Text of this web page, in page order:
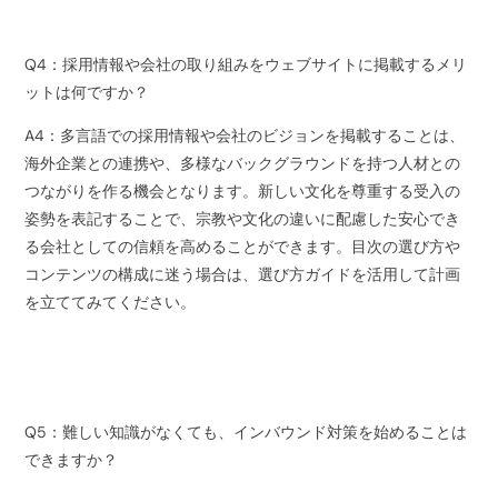
Q4：採用情報や会社の取り組みをウェブサイトに掲載するメリ
ットは何ですか？
A4：多言語での採用情報や会社のビジョンを掲載することは、
海外企業との連携や、多様なバックグラウンドを持つ人材との
つながりを作る機会となります。新しい文化を尊重する受入の
姿勢を表記することで、宗教や文化の違いに配慮した安心でき
る会社としての信頼を高めることができます。目次の選び方や
コンテンツの構成に迷う場合は、選び方ガイドを活用して計画
を立ててみてください。
Q5：難しい知識がなくても、インバウンド対策を始めることは
できますか？